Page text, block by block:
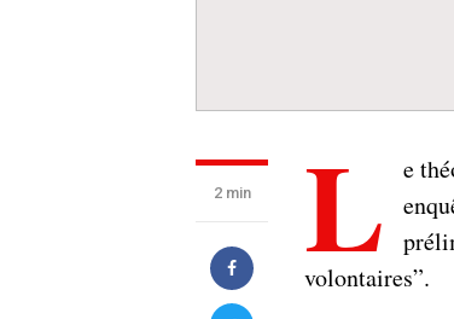
2 min L
e
volontaires”.